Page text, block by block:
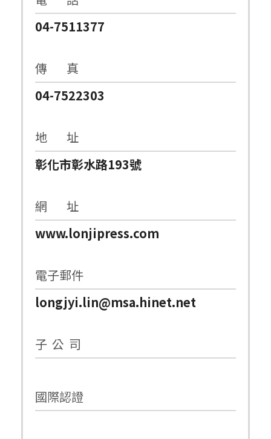
04-7511377
傳 真
04-7522303
地 址
彰化市彰水路193號
網 址
www.lonjipress.com
電子郵件
longjyi.lin@msa.hinet.net
子 公 司
國際認證